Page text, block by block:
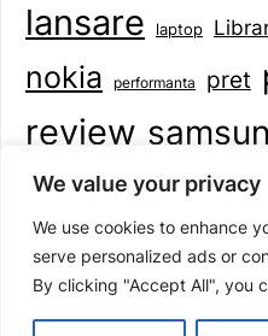
We value your privacy
We use cookies to enhance
serve personalized ads or
By clicking "Accept All", you
lansare laptop
nokia performanta pret
review
smartphone specificatii